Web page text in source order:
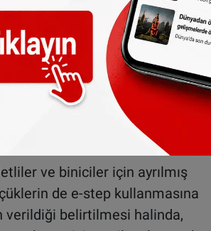
verilen konutlar için geçerli
evlerde kdv uygulanmayacak.
scooterlar ve monotekerler için
böyle, bunları kullanmak
ve biniciler için ayrılmış
de e-step kullanmasına
verildiği belirtilmesi halinda,